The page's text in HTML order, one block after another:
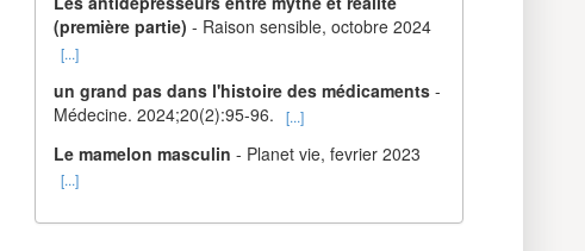
(première partie) - Raison sensible, octobre 2024
[...]
un grand pas dans l'histoire des médicaments -
Médecine. 2024;20(2):95-96.
[...]
Le mamelon masculin - Planet vie, fevrier 2023
[...]